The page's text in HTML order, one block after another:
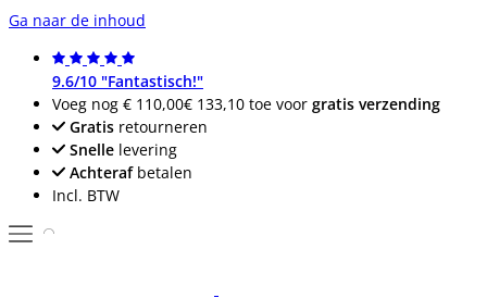
Ga naar de inhoud
9.6/10 "Fantastisch!"
Voeg nog € 110,00€ 133,10 toe voor gratis verzending
Gratis retourneren
Snelle levering
Achterafbetalen
Incl. BTW